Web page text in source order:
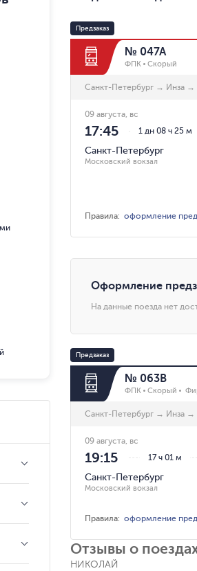
Предзаказ
№ 047А
ФПК Скорый
Санкт-Петербург → Инза →
1 дн 08 ч 25 м
09 августа, вс
17:45
Санкт-Петербург
Московский вокзал
Правила:оформление
Оформление
На данные поезда нет
Предзаказ
№ 063В
ФПК Скорый
Санкт-Петербург → Инза →
17 ч 01 м
09 августа, вс
19:15
Санкт-Петербург
Московский вокзал
Правила:оформление
Отзывы о
НИКОЛАЙ